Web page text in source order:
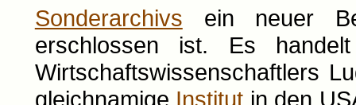
Sonderarchivs ein neuer
erschlossen ist. Es
Wirtschaftswissenschaftlers
gleichnamige Institut in den